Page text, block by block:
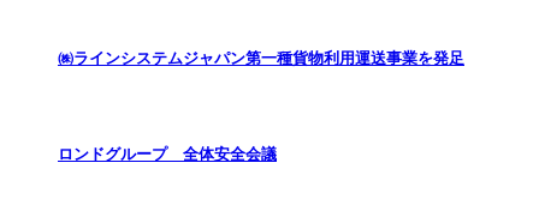
㈱ラインシステムジャパン第一種貨物利用運送事業を発足
ロンドグループ 全体安全会議